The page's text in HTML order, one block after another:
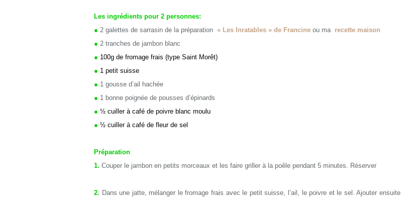
Les ingrédients pour 2 personnes:
● 2 galettes de sarrasin de la préparation « Les Inratables » de Francine ou ma recette maison
● 2 tranches de jambon blanc
● 100g de fromage frais (type Saint Morêt)
● 1 petit suisse
● 1 gousse d’ail hachée
● 1 bonne poignée de pousses d’épinards
● ½ cuiller à café de poivre blanc moulu
● ½ cuiller à café de fleur de sel
Préparation
1. Couper le jambon en petits morceaux et les faire griller à la poêle pendant 5 minutes. Réserver
2. Dans une jatte, mélanger le fromage frais avec le petit suisse, l’ail, le poivre et le sel. Ajouter ensuite